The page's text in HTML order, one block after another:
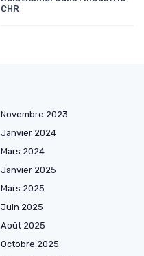
CHR
Novembre 2023
Janvier 2024
Mars 2024
Janvier 2025
Mars 2025
Juin 2025
Août 2025
Octobre 2025